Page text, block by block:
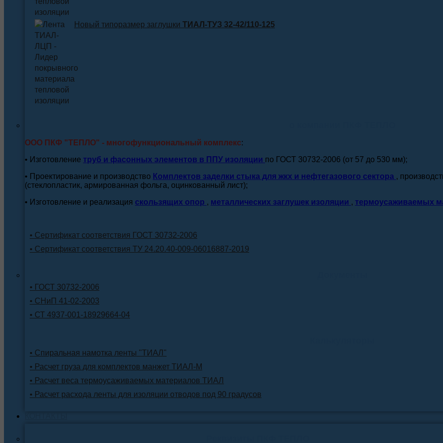
Новый типоразмер заглушки ТИАЛ-ТУЗ 32-42/110-125
ООО ПКФ "ТЕПЛО" - многофункциональный комплекс:
• Изготовление труб и фасонных элементов в ППУ изоляции по ГОСТ 30732-2006 (от 57 до 530 мм);
• Проектирование и производство Комплектов заделки стыка для жкх и нефтегазового сектора ,
(стеклопластик, армированная фольга, оцинкованный лист);
• Изготовление и реализация скользящих опор , металлических заглушек изоляции , термоусаживаемых
• Сертификат соответствия ГОСТ 30732-2006
• Сертификат соответствия ТУ 24.20.40-009-06016887-2019
• ГОСТ 30732-2006
• СНиП 41-02-2003
• СТ 4937-001-18929664-04
• Спиральная намотка ленты "ТИАЛ"
• Расчет груза для комплектов манжет ТИАЛ-М
• Расчет веса термоусаживаемых материалов ТИАЛ
• Расчет расхода ленты для изоляции отводов под 90 градусов